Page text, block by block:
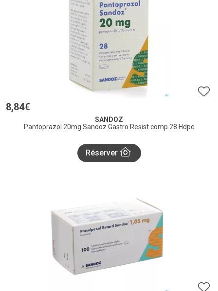
8,84€
SANDOZ
Pantoprazol 20mg Sandoz Gastro Resist.comp 28 Hdpe
Réserver